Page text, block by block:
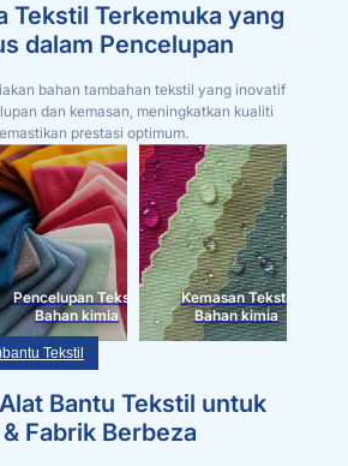
Tekstil Terkemuka yang
dalam Pencelupan
bahan tambahan tekstil yang inovatif
dan kemasan, meningkatkan kualiti
prestasi optimum.
Pencelupan Tekstil
Bahan kimia
Kemasan Tekstil
Bahan kimia
Tekstil
Bantu Tekstil untuk
Fabrik Berbeza